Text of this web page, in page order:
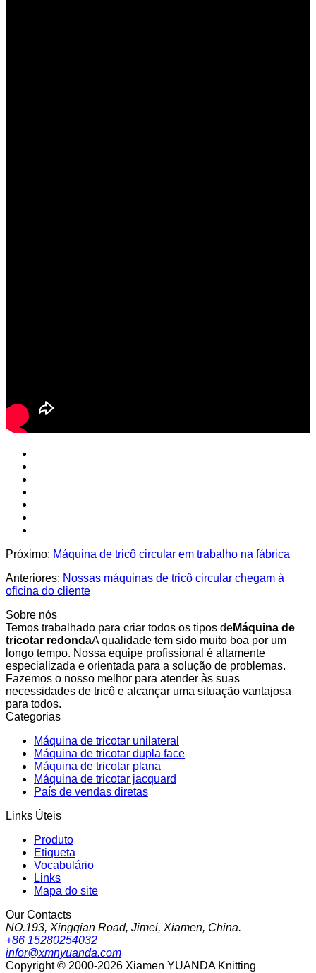
Próximo: Máquina de tricô circular em trabalho na fábrica
Anteriores: Nossas máquinas de tricô circular chegam à
oficina do cliente
Sobre nós
Temos trabalhado para criar todos os tipos deMáquina de
tricotar redondaA qualidade tem sido muito boa por um
longo tempo. Nossa equipe profissional é altamente
especializada e orientada para a solução de problemas.
Fazemos o nosso melhor para atender às suas
necessidades de tricô e alcançar uma situação vantajosa
para todos.
Categorias
Máquina de tricotar unilateral
Máquina de tricotar dupla face
Máquina de tricotar plana
Máquina de tricotar jacquard
País de vendas diretas
Links Úteis
Produto
Etiqueta
Vocabulário
Links
Mapa do site
Our Contacts
NO.193, Xingqian Road, Jimei, Xiamen, China.
+86 15280254032
infor@xmnyuanda.com
Copyright © 2000-2026 Xiamen YUANDA Knitting